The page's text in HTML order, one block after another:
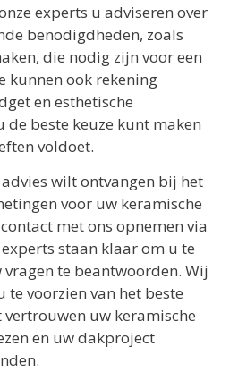
experts u adviseren over
benodigdheden, zoals
die nodig zijn voor een
kunnen ook rekening
en esthetische
de beste keuze kunt maken
voldoet.
wilt ontvangen bij het
voor uw keramische
met ons opnemen via
staan klaar om u te
te beantwoorden. Wij
te voorzien van het beste
uw keramische
en uw dakproject